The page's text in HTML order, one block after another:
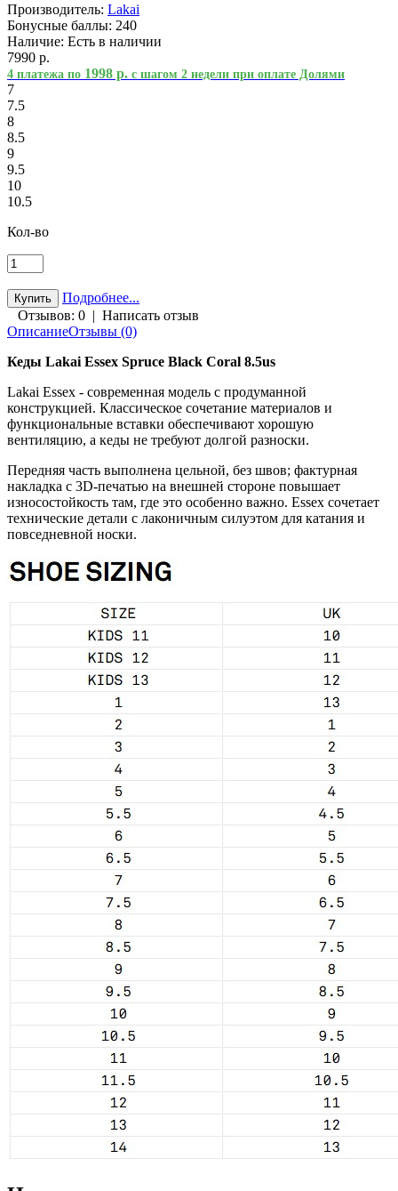
Производитель: Lakai
Бонусные баллы: 240
Наличие: Есть в наличии
7990 р.
4 платежа по 1998 р. с шагом 2 недели при оплате Долями
7
7.5
8
8.5
9
9.5
10
10.5
Кол-во
Подробнее...
Отзывов: 0 | Написать отзыв
ОписаниеОтзывы (0)
Кеды Lakai Essex Spruce Black Coral 8.5us
Lakai Essex - современная модель с продуманной
конструкцией. Классическое сочетание материалов и
функциональные вставки обеспечивают хорошую
вентиляцию, а кеды не требуют долгой разноски.
Передняя часть выполнена цельной, без швов; фактурная
накладка с 3D-печатью на внешней стороне повышает
износостойкость там, где это особенно важно. Essex сочетает
технические детали с лаконичным силуэтом для катания и
повседневной носки.